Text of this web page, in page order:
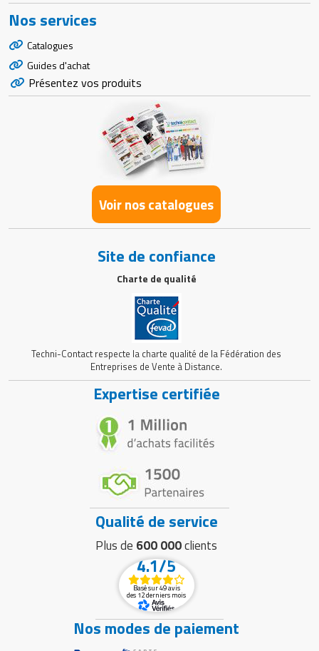
Nos services
Catalogues
Guides d'achat
Présentez vos produits
Voir nos catalogues
Site de confiance
Charte de qualité
Techni-Contact respecte la charte qualité de la Fédération des
Entreprises de Vente à Distance.
Expertise certifiée
Qualité de service
Plus de 600 000clients
4.1/5
Basé sur 49 avis
des 12 derniers mois
Nos modes de paiement